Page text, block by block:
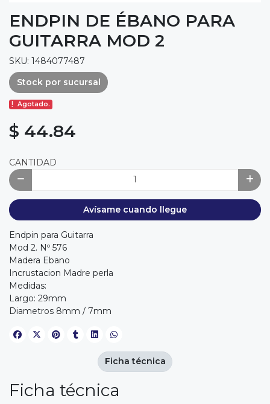
ENDPIN DE ÉBANO PARA
GUITARRA MOD 2
SKU: 1484077487
Stock por sucursal
Agotado.
$ 44.84
CANTIDAD
Avísame cuando llegue
Endpin para Guitarra
Mod 2. Nº 576
Madera Ebano
Incrustacion Madre perla
Medidas:
Largo: 29mm
Diametros 8mm / 7mm
Ficha técnica
Ficha técnica